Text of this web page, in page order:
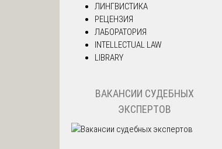
ЛИНГВИСТИКА
РЕЦЕНЗИЯ
ЛАБОРАТОРИЯ
INTELLECTUAL LAW
LIBRARY
ВАКАНСИИ СУДЕБНЫХ
ЭКСПЕРТОВ